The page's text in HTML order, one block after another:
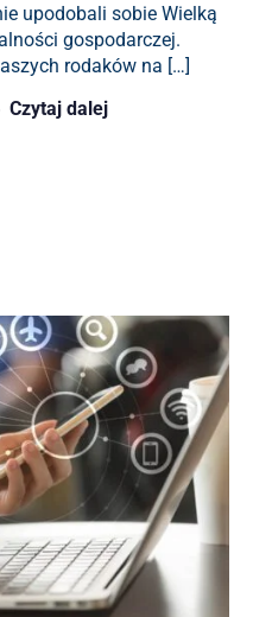
upodobali sobie Wielką
gospodarczej.
rodaków na […]
Czytaj dalej